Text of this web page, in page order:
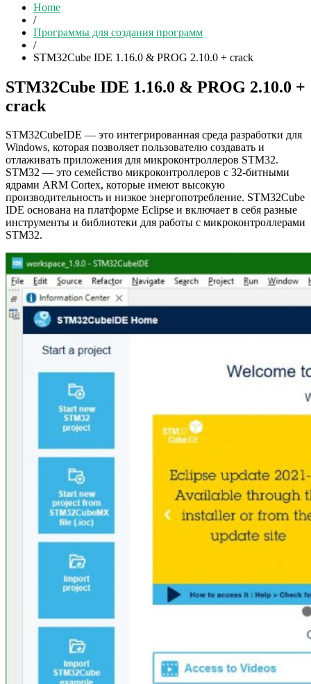
Home
/
Программы для создания программ
/
STM32Cube IDE 1.16.0 & PROG 2.10.0 + crack
STM32Cube IDE 1.16.0 & PROG 2.10.0 +
crack
STM32CubeIDE — это интегрированная среда разработки для
Windows, которая позволяет пользователю создавать и
отлаживать приложения для микроконтроллеров STM32.
STM32 — это семейство микроконтроллеров с 32-битными
ядрами ARM Cortex, которые имеют высокую
производительность и низкое энергопотребление. STM32Cube
IDE основана на платформе Eclipse и включает в себя разные
инструменты и библиотеки для работы с микроконтроллерами
STM32.